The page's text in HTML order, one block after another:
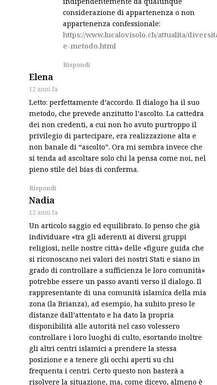
considerazione di appartenenza o non
appartenenza confessionale:
https://www.lucalovisolo.ch/attualita/
e-metodo.html
Rispondi
Elena
12 anni fa
Letto: perfettamente d’accordo. Il dialogo ha il suo
metodo, che prevede anzitutto l’ascolto. La cattedra
dei non credenti, a cui non ho avuto purtroppo il
privilegio di partecipare, era realizzazione alta e
non banale di “ascolto”. Ora mi sembra invece che
si tenda ad ascoltare solo chi la pensa come noi, nel
pieno stile del bias di conferma.
Rispondi
Nadia
12 anni fa
Un articolo saggio ed equilibrato. Io penso che già
individuare «tra gli aderenti ai diversi gruppi
religiosi, nelle nostre città» delle «figure guida che
si riconoscano nei valori dei nostri Stati e siano in
grado di controllare a sufficienza le loro comunità»
potrebbe essere un passo avanti verso il dialogo. Il
rappresentante di una comunità islamica della mia
zona (la Brianza), ad esempio, ha subito preso le
distanze dall’attentato e ha dato la propria
disponibilità alle autorità nel caso volessero
controllare i loro luoghi di culto, esortando inoltre
gli altri centri islamici a prendere la stessa
posizione e a tenere gli occhi aperti su chi
frequenta i centri. Certo questo non basterà a
risolvere la situazione, ma, come dicevo, almeno è